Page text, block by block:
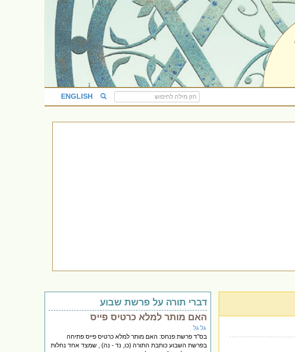
ENGLISH
דברי תורה על פרשת שבוע
האם מותר למלא כרטיס פייס
גל גל
בס''ד פרשת פנחס: האם מותר למלא כרטיס פייס פתיחה
בפרשת השבוע כותבת התורה (כו, נד - נה) , שמצד אחד נחלות